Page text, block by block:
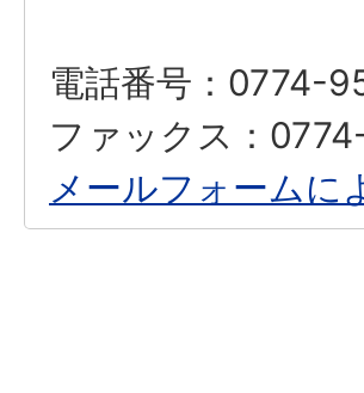
電話番号：0774-
ファックス：
メールフォームに